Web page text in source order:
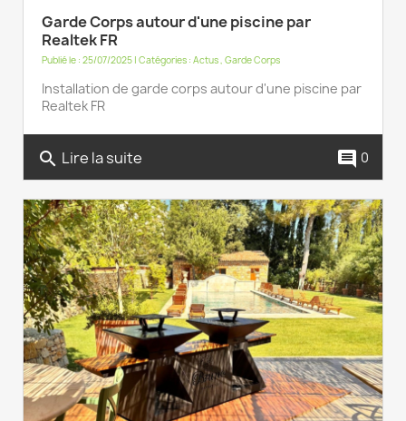
Garde Corps autour d'une piscine par
Realtek FR
Publié le : 25/07/2025 | Catégories : Actus, Garde Corps
Installation de garde corps autour d'une piscine par
Realtek FR
search Lire la suite comment 0